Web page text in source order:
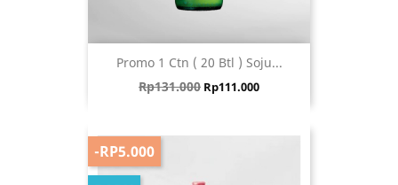
Promo 1 Ctn ( 20 Btl ) Soju...
Harga biasa
Rp131.000 Harga
Rp111.000
-RP5.000